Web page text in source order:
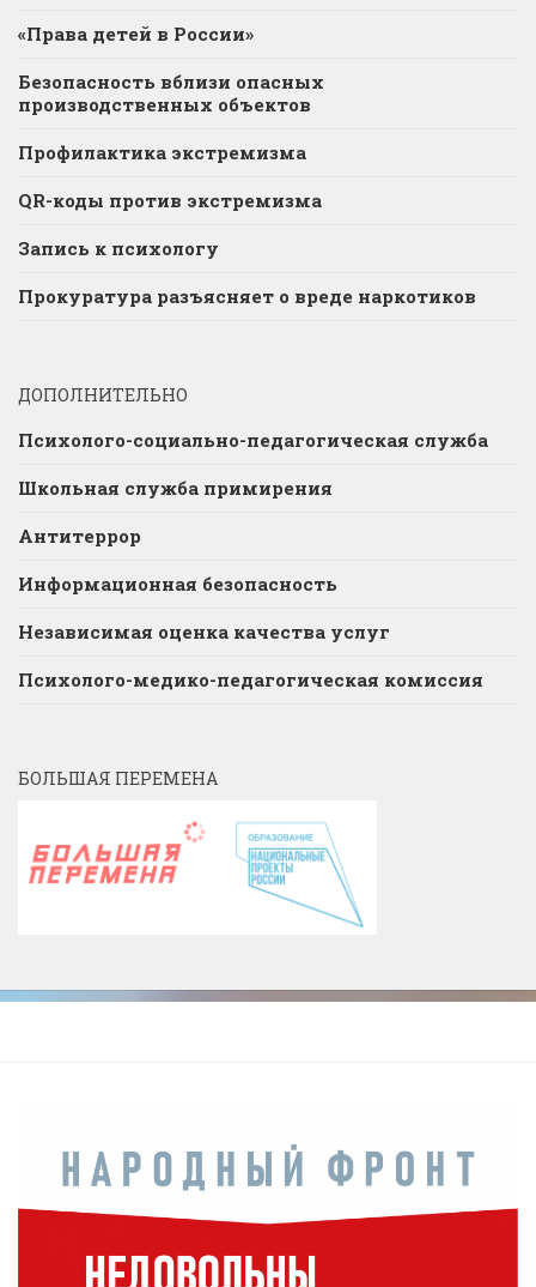
«Права детей в России»
Безопасность вблизи опасных
производственных объектов
Профилактика экстремизма
QR-коды против экстремизма
Запись к психологу
Прокуратура разъясняет о вреде наркотиков
ДОПОЛНИТЕЛЬНО
Психолого-социально-педагогическая служба
Школьная служба примирения
Антитеррор
Информационная безопасность
Независимая оценка качества услуг
Психолого-медико-педагогическая комиссия
БОЛЬШАЯ ПЕРЕМЕНА